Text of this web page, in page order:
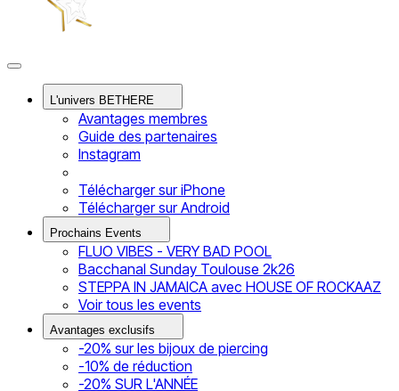
L'univers BETHERE
Avantages membres
Guide des partenaires
Instagram
Télécharger sur iPhone
Télécharger sur Android
Prochains Events
FLUO VIBES - VERY BAD POOL
Bacchanal Sunday Toulouse 2k26
STEPPA IN JAMAICA avec HOUSE OF ROCKAAZ
Voir tous les events
Avantages exclusifs
-20% sur les bijoux de piercing
-10% de réduction
-20% SUR L'ANNÉE